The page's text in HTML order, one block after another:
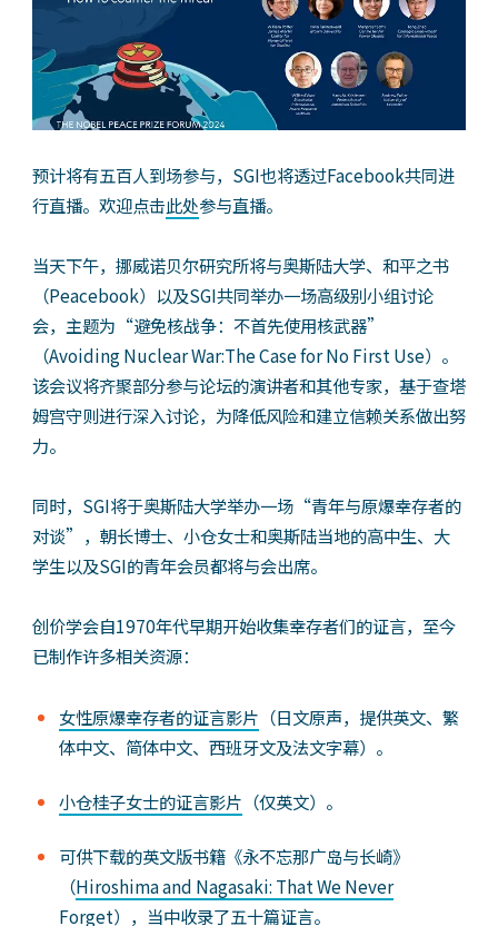
预计将有五百人到场参与，SGI也将透过Facebook共同进
行直播。欢迎点击此处参与直播。
当天下午，挪威诺贝尔研究所将与奥斯陆大学、和平之书
（Peacebook）以及SGI共同举办一场高级别小组讨论
会，主题为“避免核战争：不首先使用核武器”
（Avoiding Nuclear War:The Case for No First Use）。
该会议将齐聚部分参与论坛的演讲者和其他专家，基于查塔
姆宫守则进行深入讨论，为降低风险和建立信赖关系做出努
力。
同时，SGI将于奥斯陆大学举办一场“青年与原爆幸存者的
对谈”，朝长博士、小仓女士和奥斯陆当地的高中生、大
学生以及SGI的青年会员都将与会出席。
创价学会自1970年代早期开始收集幸存者们的证言，至今
已制作许多相关资源：
女性原爆幸存者的证言影片 （日文原声，提供英文、繁
体中文、简体中文、西班牙文及法文字幕）。
小仓桂子女士的证言影片 （仅英文）。
可供下载的英文版书籍《永不忘那广岛与长崎》
（Hiroshima and Nagasaki: That We Never
Forget），当中收录了五十篇证言。